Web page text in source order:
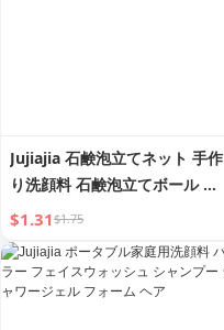
Jujiajia 石鹸泡立てネット 手作
り洗顔料 石鹸泡立てボール 洗
顔フェイス クレンジング 小さ
な泡 石鹸皿 バッグ
$1.31$1.75